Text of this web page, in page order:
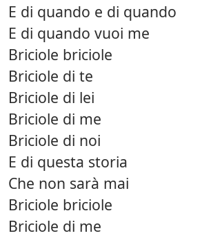
E di quando e di quando
E di quando vuoi me
Briciole briciole
Briciole di te
Briciole di lei
Briciole di me
Briciole di noi
E di questa storia
Che non sarà mai
Briciole briciole
Briciole di me